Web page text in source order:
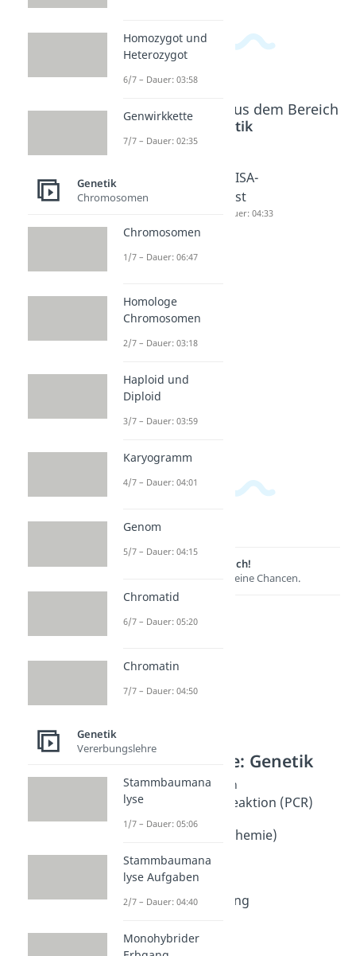
Beliebte Inhalte aus dem Bereich
Genetik
DNA
Sequenz
Dauer: 04:40 Dauer: 04:34
ELISA-
Test
Dauer: 04:33
Lernen lohnt sich!
Entdecke hier deine Chancen.
Weitere Inhalte: Genetik
Methoden: Grundlagen
Polymerase Kettenreaktion (PCR)
Dauer: 04:43
Denaturierung (Biochemie)
Gelelektrophorese
Dauer: 04:25
Sanger Sequenzierung
Klonen
Dauer: 04:28
Homozygot und
Heterozygot
6/7 – Dauer: 03:58
Genwirkkette
7/7 – Dauer: 02:35
Genetik
Chromosomen
Chromosomen
1/7 – Dauer: 06:47
Homologe
Chromosomen
2/7 – Dauer: 03:18
Haploid und
Diploid
3/7 – Dauer: 03:59
Karyogramm
4/7 – Dauer: 04:01
Genom
5/7 – Dauer: 04:15
Chromatid
6/7 – Dauer: 05:20
Chromatin
7/7 – Dauer: 04:50
Genetik
Vererbungslehre
Stammbaumana
lyse
1/7 – Dauer: 05:06
Stammbaumana
lyse Aufgaben
2/7 – Dauer: 04:40
Monohybrider